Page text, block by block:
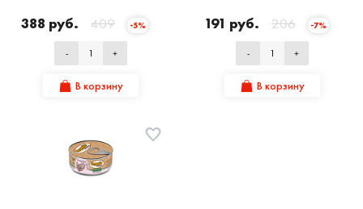
388 руб. 409 -5%
- +
В корзину
191 руб. 206 -7%
- +
В корзину